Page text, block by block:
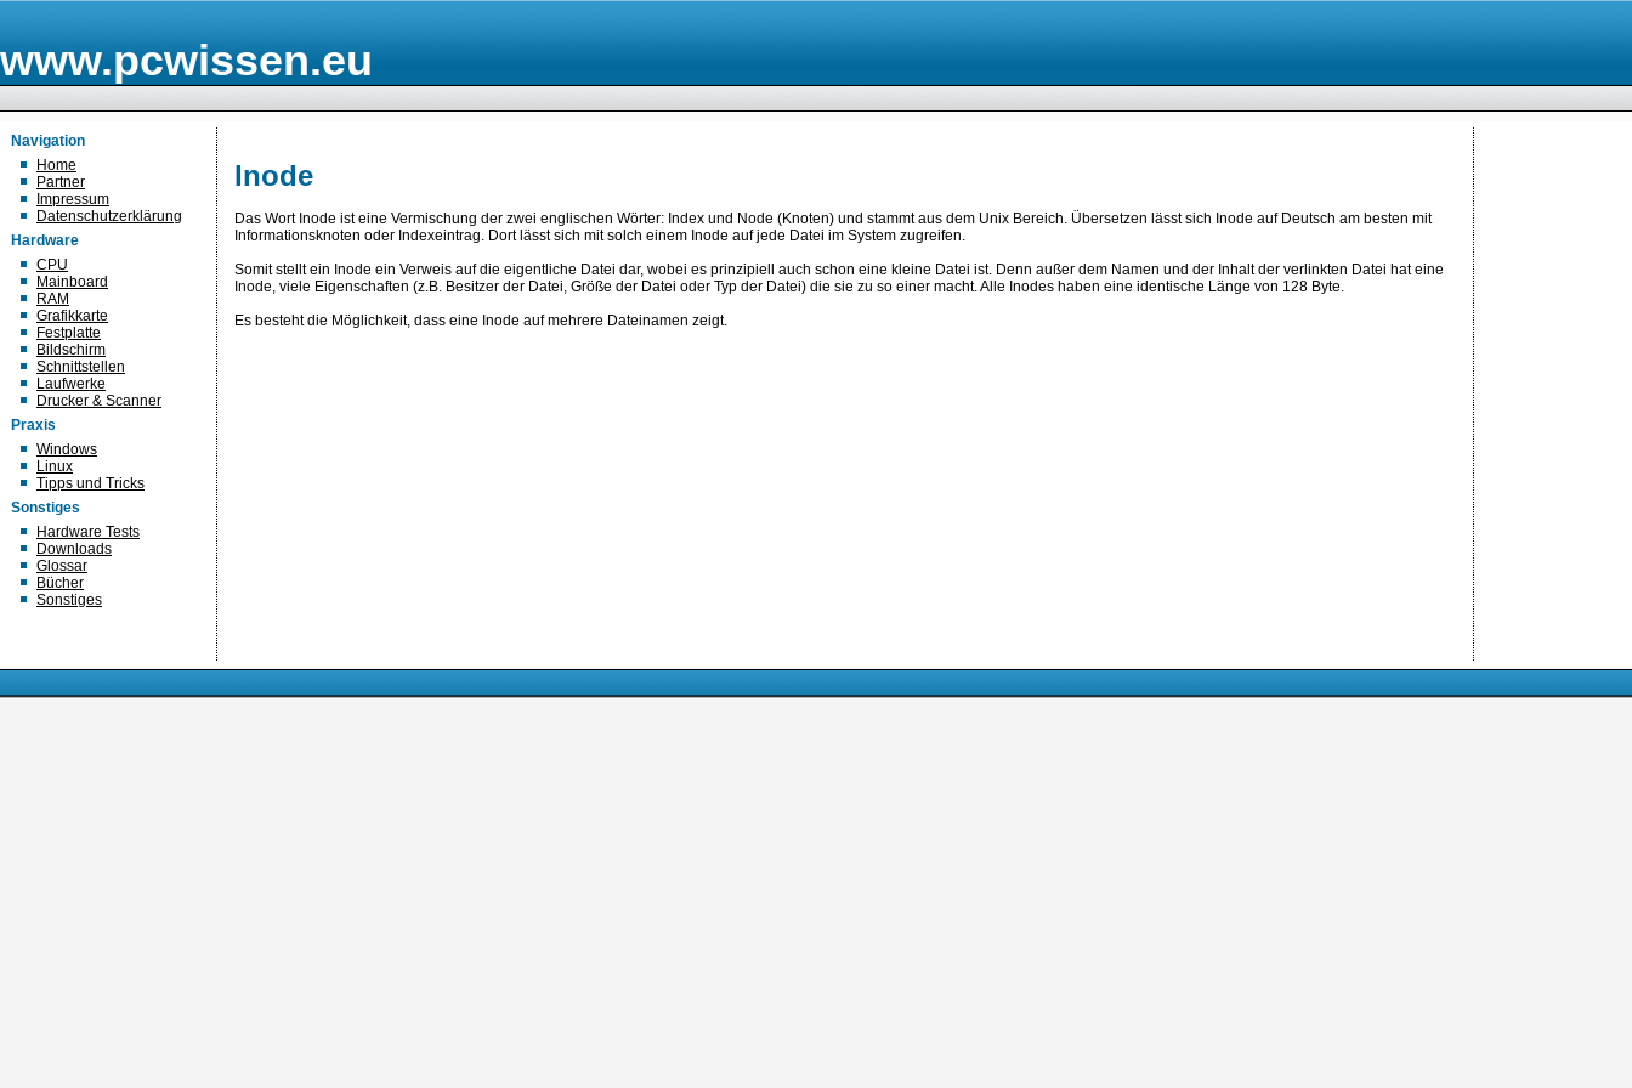
www.pcwissen.eu
Navigation
Home
Partner
Impressum
Datenschutzerklärung
Hardware
CPU
Mainboard
RAM
Grafikkarte
Festplatte
Bildschirm
Schnittstellen
Laufwerke
Drucker & Scanner
Praxis
Windows
Linux
Tipps und Tricks
Sonstiges
Hardware Tests
Downloads
Glossar
Bücher
Sonstiges
Inode
Das Wort Inode ist eine Vermischung der zwei englischen Wörter: Index und Node (Knoten) und stammt aus dem Unix Bereich. Übersetzen lässt sich Inode auf Deutsch am besten mit
Informationsknoten oder Indexeintrag. Dort lässt sich mit solch einem Inode auf jede Datei im System zugreifen.
Somit stellt ein Inode ein Verweis auf die eigentliche Datei dar, wobei es prinzipiell auch schon eine kleine Datei ist. Denn außer dem Namen und der Inhalt der verlinkten Datei hat eine
Inode, viele Eigenschaften (z.B. Besitzer der Datei, Größe der Datei oder Typ der Datei) die sie zu so einer macht. Alle Inodes haben eine identische Länge von 128 Byte.
Es besteht die Möglichkeit, dass eine Inode auf mehrere Dateinamen zeigt.